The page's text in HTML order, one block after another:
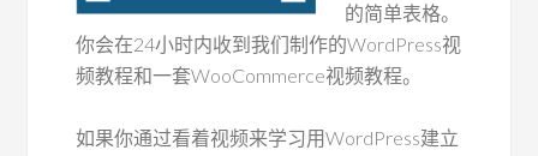
的简单表格。
你会在24小时内收到我们制作的WordPress视
频教程和一套WooCommerce视频教程。
如果你通过看着视频来学习用WordPress建立